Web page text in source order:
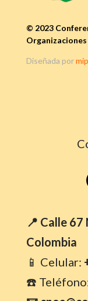
© 2023
Diseñada por
📍 Calle
Colombia
📱 Celular:
☎️